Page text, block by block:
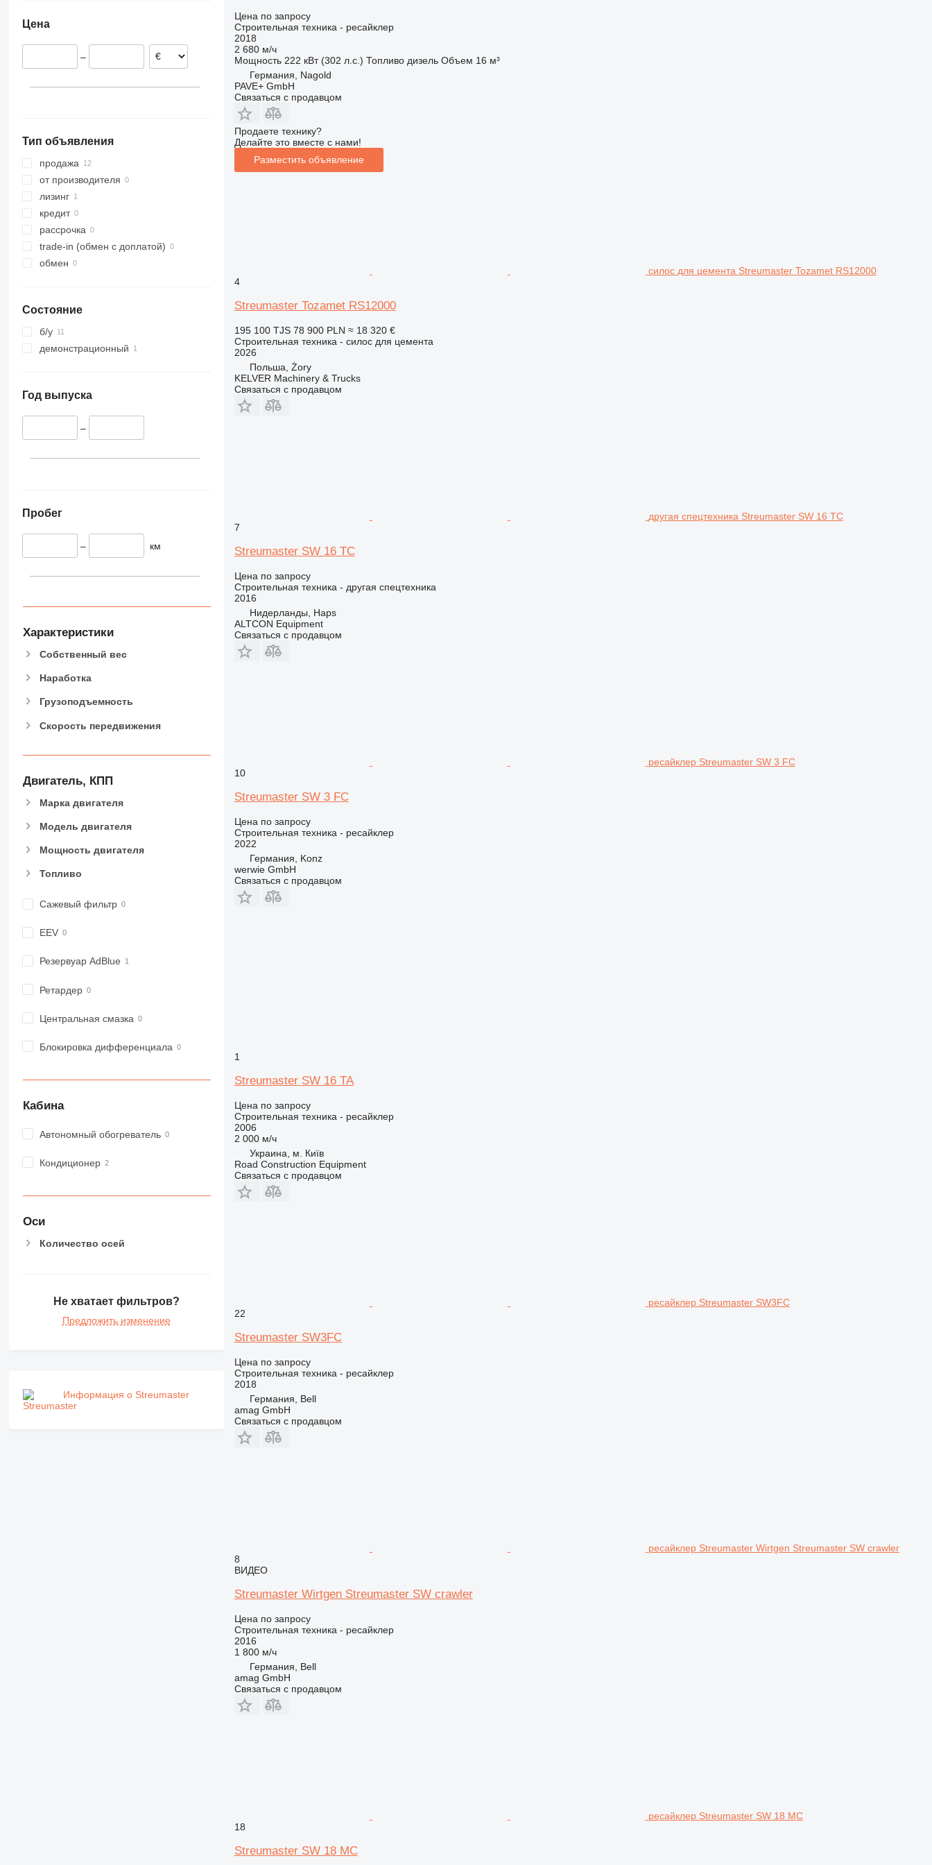
313
319
320
321
322
323
324
325
326
336
340
345
365
416
426
432
434
816
906
907
914
926
930
938
955
963
966
973
982
990
992
C-series
CS
F-series
IT
NR
436
8025
8026
8030
8035
CT
JS
JZ
NXT
VMT
Vibromax
3394
Toucan
XR
Цена
–
Тип объявления
продажа
от производителя
лизинг
кредит
рассрочка
trade-in (обмен с доплатой)
обмен
Состояние
б/у
демонстрационный
Год выпуска
–
Пробег
– км
Характеристики
Собственный вес
Наработка
Грузоподъемность
Скорость передвижения
Двигатель, КПП
Марка двигателя
Модель двигателя
Мощность двигателя
Топливо
Сажевый фильтр
EEV
Резервуар AdBlue
Ретардер
Центральная смазка
Блокировка дифференциала
Кабина
Автономный обогреватель
Кондиционер
Оси
Количество осей
Не хватает фильтров?
Предложить изменение
Информация о Streumaster
Цена по запросу
Строительная техника - ресайклер
2018
2 680 м/ч
Мощность 222 кВт (302 л.с.) Топливо дизель Объем 16 м³
Германия, Nagold
PAVE+ GmbH
Связаться с продавцом
Продаете технику?
Делайте это вместе с нами!
Разместить объявление
силос для цемента Streumaster Tozamet RS12000
4
Streumaster Tozamet RS12000
195 100 TJS 78 900 PLN ≈ 18 320 €
Строительная техника - силос для цемента
2026
Польша, Żory
KELVER Machinery & Trucks
Связаться с продавцом
другая спецтехника Streumaster SW 16 TC
7
Streumaster SW 16 TC
Цена по запросу
Строительная техника - другая спецтехника
2016
Нидерланды, Haps
ALTCON Equipment
Связаться с продавцом
ресайклер Streumaster SW 3 FC
10
Streumaster SW 3 FC
Цена по запросу
Строительная техника - ресайклер
2022
Германия, Konz
werwie GmbH
Связаться с продавцом
1
Streumaster SW 16 TA
Цена по запросу
Строительная техника - ресайклер
2006
2 000 м/ч
Украина, м. Київ
Road Construction Equipment
Связаться с продавцом
ресайклер Streumaster SW3FC
22
Streumaster SW3FC
Цена по запросу
Строительная техника - ресайклер
2018
Германия, Bell
amag GmbH
Связаться с продавцом
ресайклер Streumaster Wirtgen Streumaster SW crawler
8
ВИДЕО
Streumaster Wirtgen Streumaster SW crawler
Цена по запросу
Строительная техника - ресайклер
2016
1 800 м/ч
Германия, Bell
amag GmbH
Связаться с продавцом
ресайклер Streumaster SW 18 MC
18
Streumaster SW 18 MC